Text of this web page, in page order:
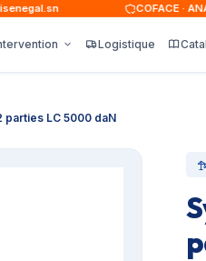
COFACE ·
Logistique
parties LC 5000 daN